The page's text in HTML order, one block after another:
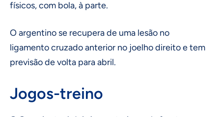
físicos, com bola, à parte.
O argentino se recupera de uma lesão no
ligamento cruzado anterior no joelho direito e tem
previsão de volta para abril.
Jogos-treino